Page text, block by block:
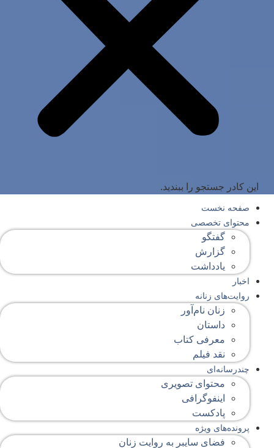
این کادر جستجو را ببندید.
صفحه‌ نخست
محتوای‌ تخصصی
گفتگو
گزارش
یادداشت
اخبار
روایت‌های زنانه
زنان نام‌آور
داستان
معرفی کتاب
نقد فیلم
چندرسانه‌ای
محتوای تصویری
اینفوگرافی
پادکست
پرونده‌های ویژه
فضای سایبر به روایت زنان